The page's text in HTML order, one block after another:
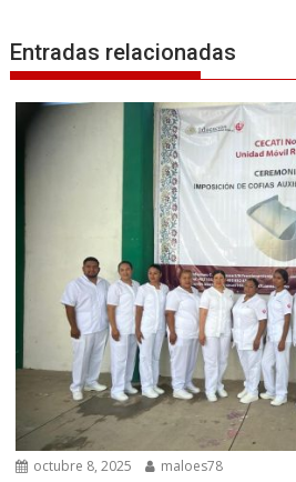
Entradas relacionadas
octubre 8, 2025 maloes78